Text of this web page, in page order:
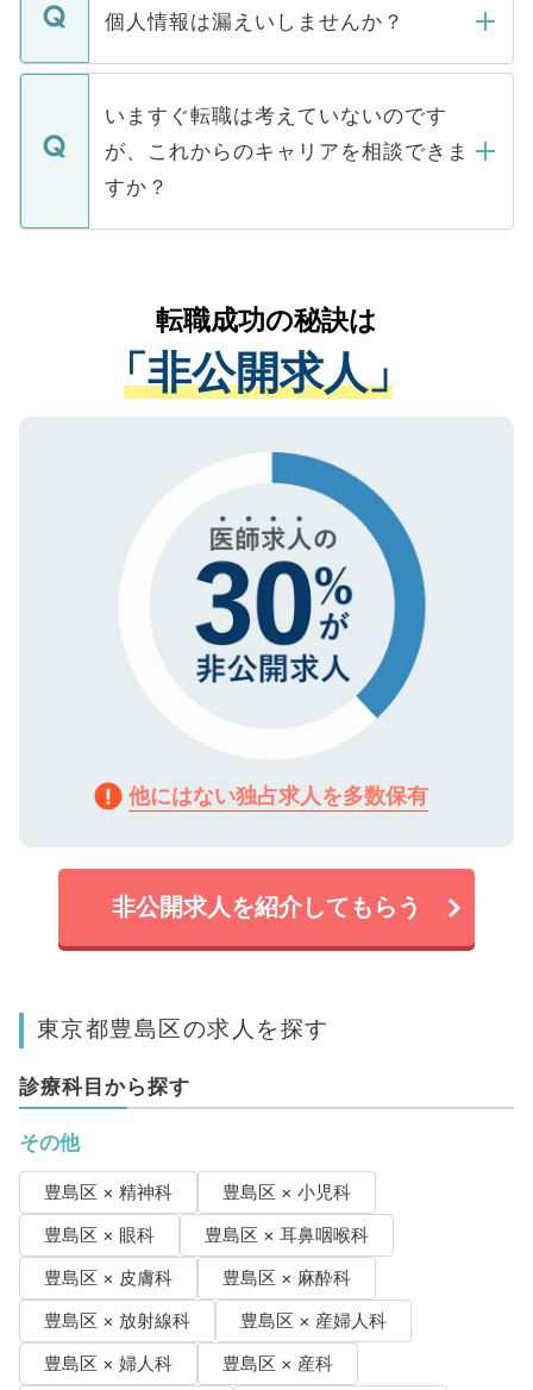
■応募殺到を避けるため 人気のある医療機
関を公にしてしまうと、応募が殺到する場
に、医療機関が求める条件に合った人材の
みを人材紹介会社に依頼するケースが増え
ています。
ん。また、仮に応募先から内定をいただい
定を承諾する必要はありません。内定先へ
の辞退の連絡はキャリアパートナーが行い
個人情報は漏えいしませんか？
個人情報が漏えいすることはありませんの
で、ご安心ください。当サイトからの登録
などで収集したご登録者様の個人情報は、
ご本人のキャリアアップおよび転職活動の
支援を目的に使用いたします。お預かりし
ているすべての個人データはご本人の許可
は、個人情報の取り扱いについての厳密な
管理基準を満たした事業者のみに付与され
る、プライバシーマークを取得済みです。
で、機密保持に関してもご安心ください。
いますぐ転職は考えていないのです
が、これからのキャリアを相談できま
すか？
かがいして、現在の医療機関の状況や紹介
経験をまじえながら、適切なアドバイスを
させていただきます。すぐにご転職をされ
ない方には、長期的なサポートが可能です
ので、まずはご登録ください。
転職成功の秘訣は
「非公開求人」
他にはない独占求人を多数保有
非公開求人を紹介してもらう
東京都豊島区の求人を探す
診療科目から探す
その他
豊島区 × 精神科
豊島区 × 小児科
豊島区 × 眼科
豊島区 × 耳鼻咽喉科
豊島区 × 皮膚科
豊島区 × 麻酔科
豊島区 × 放射線科
豊島区 × 産婦人科
豊島区 × 婦人科
豊島区 × 産科